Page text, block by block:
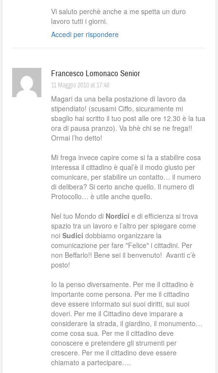
Vi saluto perchè anche a me spetta un duro
lavoro tutti i giorni.
Accedi per rispondere
Francesco Lomonaco Senior
11 Maggio 2010 at 17:46
Magari da una bella postazione di lavoro da
stipendiato! (scusami Ciffo, sicuramente mi
sbaglio hai scritto il tuo post alle ore 12.30 è la tua
ora di pausa pranzo). Va bhè chi se ne frega!!
Ormai l’ho detto!
Mi frega invece capire come si fa a stabilire cosa
interessa il cittadino è qual’è il modo giusto per
comunicare, per stabilire un contatto… il numero
di delibera? Si certo anche quello. Il numero di
Protocollo… è utile anche quello.
Nel tuo Mondo di Nordici e di efficienza si trova
spazio tra un lavoro e l’altro per spiegare come
noiSudici dobbiamo organizzare la
comunicazione per fare "Felice" i cittadini. Per
non Beffarlo!! Bene sei il benvenuto! Avanti c’è
posto!
Io la penso diversamente. Per me il cittadino è
importante come persona. Per me il cittadino
deve essere informato sui suoi diritti, sui suoi
doveri. Per me il Cittadino deve imparare a
considerare la strada, il giardino, il monumento…
come cosa sua. Per me il cittadino deve
conoscere e pretendere gli strumenti per
crescere. Per me il cittadino deve essere
chiamato a partecipare….